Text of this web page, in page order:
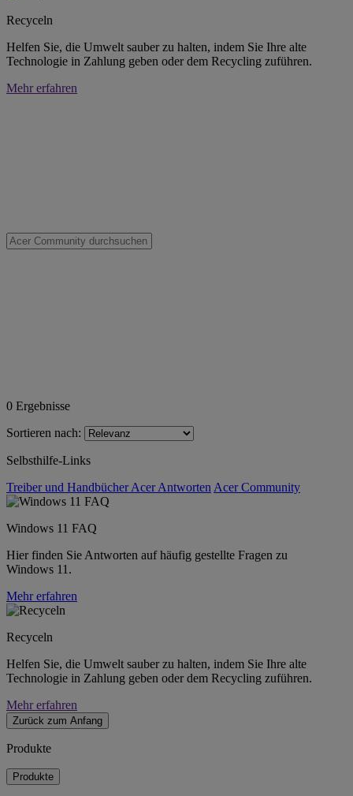
Recyceln
Helfen Sie, die Umwelt sauber zu halten, indem Sie Ihre alte
Technologie in Zahlung geben oder dem Recycling zuführen.
Mehr erfahren
0 Ergebnisse
Sortieren nach:
Selbsthilfe-Links
Treiber und HandbücherAcer Antworten Acer Community
Windows 11 FAQ
Hier finden Sie Antworten auf häufig gestellte Fragen zu
Windows 11.
Mehr erfahren
Recyceln
Helfen Sie, die Umwelt sauber zu halten, indem Sie Ihre alte
Technologie in Zahlung geben oder dem Recycling zuführen.
Mehr erfahren
Zurück zum Anfang
Produkte
Produkte